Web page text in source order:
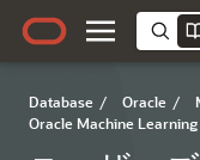
Database / Oracle /
Oracle Machine